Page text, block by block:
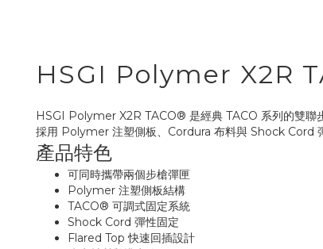
HSGI Polymer X2R
HSGI Polymer X2R TACO® 是經典 TACO 系列的雙聯
採用 Polymer 注塑側板、Cordura 布料與 Shock Cord
產品特色
可同時攜帶兩個步槍彈匣
Polymer 注塑側板結構
TACO® 可調式固定系統
Shock Cord 彈性固定
Flared Top 快速回插設計